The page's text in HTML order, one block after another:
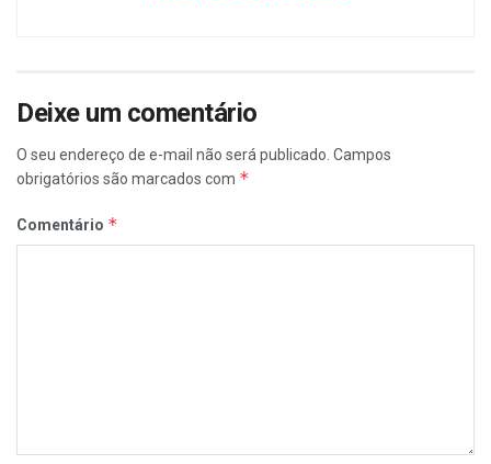
Deixe um comentário
O seu endereço de e-mail não será publicado. Campos
obrigatórios são marcados com *
Comentário *